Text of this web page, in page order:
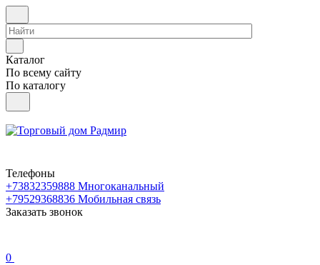
Каталог
По всему сайту
По каталогу
Телефоны
+73832359888 Многоканальный
+79529368836 Мобильная связь
Заказать звонок
0